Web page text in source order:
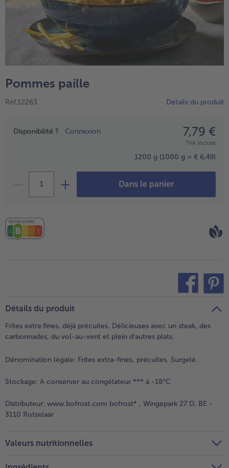
Pommes paille
Réf.12263 Détails du produit
Prix
Disponibilité ? Connexion 7,79 €
TVA incluse
1200 g (1000 g = € 6,49)
Dans le panier
Détails du produit
Frites extra fines, déjà précuites. Délicieuses avec un steak, des
carbonnades, du vol-au-vent et plein d'autres plats.
Dénomination légale: Frites extra-fines, précuites. Surgelé.
Stockage: A conserver au congélateur *** à -18°C
Distributeur: www.bofrost.com bofrost* , Wingepark 27 D, BE -
3110 Rotselaar
Valeurs nutritionnelles